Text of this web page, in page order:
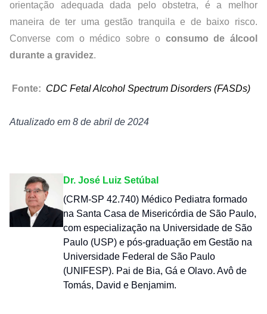
orientação adequada dada pelo obstetra, é a melhor
maneira de ter uma gestão tranquila e de baixo risco.
Converse com o médico sobre o consumo de álcool
durante a gravidez.
Fonte: CDC Fetal Alcohol Spectrum Disorders (FASDs)
Atualizado em 8 de abril de 2024
Dr. José Luiz Setúbal
(CRM-SP 42.740) Médico Pediatra formado
na Santa Casa de Misericórdia de São Paulo,
com especialização na Universidade de São
Paulo (USP) e pós-graduação em Gestão na
Universidade Federal de São Paulo
(UNIFESP). Pai de Bia, Gá e Olavo. Avô de
Tomás, David e Benjamim.